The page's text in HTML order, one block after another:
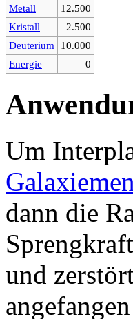
Metall
12.500
Kristall
2.500
Deuterium
10.000
Energie
0
Um
dann die
und